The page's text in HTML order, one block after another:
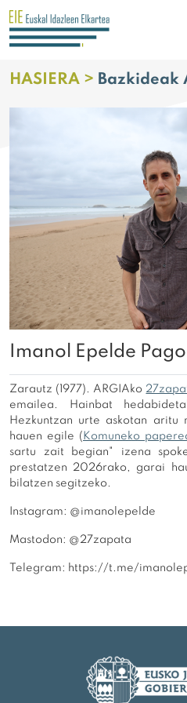
HASIERA > Bazkideak
Imanol Epelde
Zarautz (1977). ARGIAko
emailea. Hainbat
Hezkuntzan urte askotan aritu
hauen egile ( Komuneko
sartu zait begian" izena
prestatzen 2026rako, garai
bilatzen segitzeko.
Instagram: @imanolepelde
Mastodon: @27zapata
Telegram: https://t.me/